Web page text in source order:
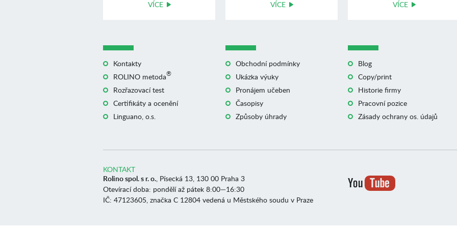
VÍCE VÍCE VÍCE
Kontakty
ROLINO metoda®
Rozřazovací test
Certifikáty a ocenění
Linguano, o.s.
Obchodní podmínky
Ukázka výuky
Pronájem učeben
Časopisy
Způsoby úhrady
Blog
Copy/print
Historie firmy
Pracovní pozice
Zásady ochrany os. údajů
KONTAKT
Rolino spol. s r. o. , Písecká 13, 130 00 Praha 3
Otevírací doba: pondělí až pátek 8:00—16:30
IČ: 47123605, značka C 12804 vedená u Městského soudu v Praze